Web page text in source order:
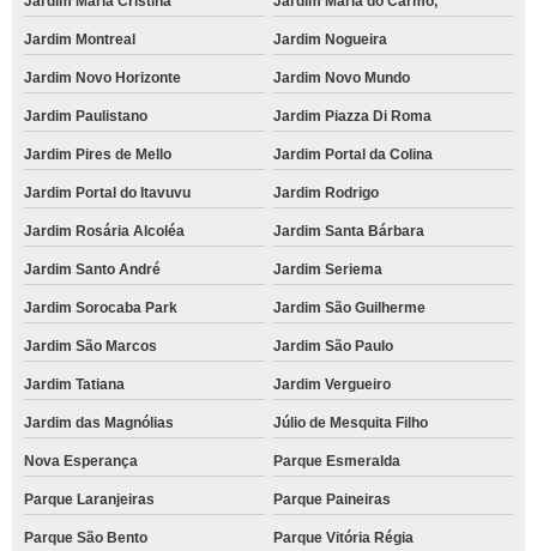
Jardim Montreal Jardim Nogueira
Jardim Novo Horizonte Jardim Novo Mundo
Jardim Paulistano Jardim Piazza Di Roma
Jardim Pires de Mello Jardim Portal da Colina
Jardim Portal do Itavuvu Jardim Rodrigo
Jardim Rosária Alcoléa Jardim Santa Bárbara
Jardim Santo André Jardim Seriema
Jardim Sorocaba Park Jardim São Guilherme
Jardim São Marcos Jardim São Paulo
Jardim Tatiana Jardim Vergueiro
Jardim das Magnólias Júlio de Mesquita Filho
Nova Esperança Parque Esmeralda
Parque Laranjeiras Parque Paineiras
Parque São Bento Parque Vitória Régia